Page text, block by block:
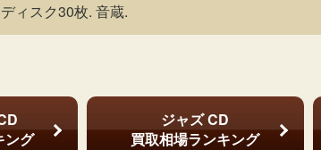
ィスク30枚. 音蔵.
ング
ジャズ CD
買取相場ランキング